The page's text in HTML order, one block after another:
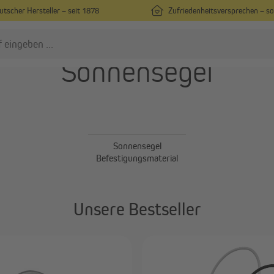
Hersteller – seit 1878 Zufriedenheitsversprechen –
Sonnenschirme
Ampelschirme
Sonnenschirmständer
Sonnensegel
Sonnensegel
Befestigungsmaterial
Unsere Bestseller